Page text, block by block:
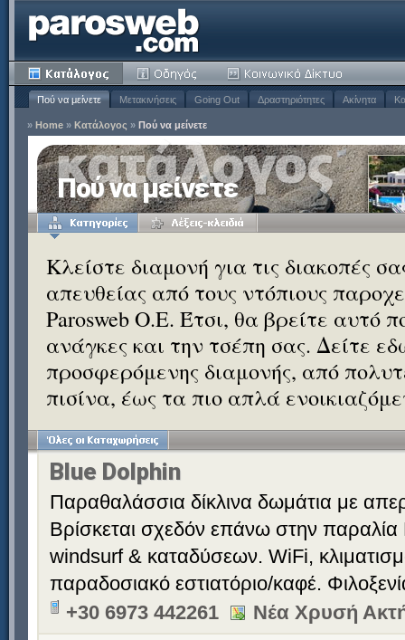
Πού να μείνετε Μετακινήσεις Going Out Δραστηριότητες Ακίνητα
» Home » Κατάλογος » Πού να μείνετε
Πού να μείνετε
Κλείστε διαμονή για τις διακοπές
απευθείας από τους ντόπιους
Parosweb Ο.Ε. Έτσι, θα βρείτε αυτό
ανάγκες και την τσέπη σας. Δείτε
προσφερόμενης διαμονής, από
πισίνα, έως τα πιο απλά
Blue Dolphin
Παραθαλάσσια δίκλινα δωμάτια με
Βρίσκεται σχεδόν επάνω στην
windsurf & καταδύσεων. WiFi,
παραδοσιακό εστιατόριο/καφέ.
+30 6973 442261
Νέα Χρυσή